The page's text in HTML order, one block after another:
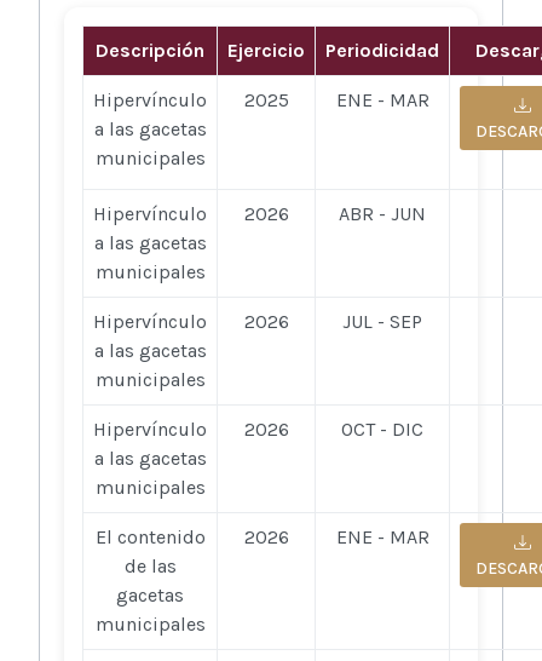
Descripción Ejercicio Periodicidad
Hipervínculo
a las gacetas
municipales
2025 ENE - MAR
Hipervínculo
a las gacetas
municipales
2026 ABR - JUN
Hipervínculo
a las gacetas
municipales
2026 JUL - SEP
Hipervínculo
a las gacetas
municipales
2026 OCT - DIC
El contenido
de las
gacetas
municipales
2026 ENE - MAR